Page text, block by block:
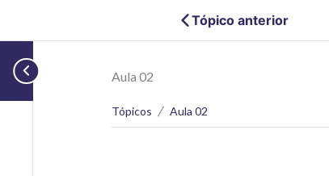
Tópico anterior
Aula 02
Tópicos Aula 02